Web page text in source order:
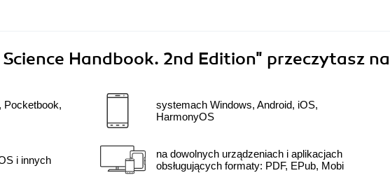
Handbook. 2nd Edition" przeczytasz
Pocketbook,
i innych
systemach Windows, Android, iOS,
HarmonyOS
na dowolnych urządzeniach i aplikacjach
obsługujących formaty: PDF, EPub, Mobi